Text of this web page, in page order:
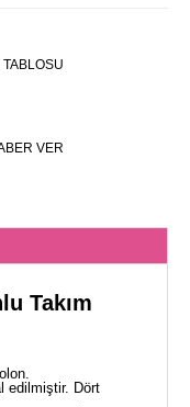
TABLOSU
VER
Takım
edilmiştir. Dört